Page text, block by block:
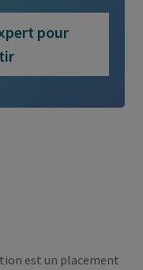
pour
est un placement